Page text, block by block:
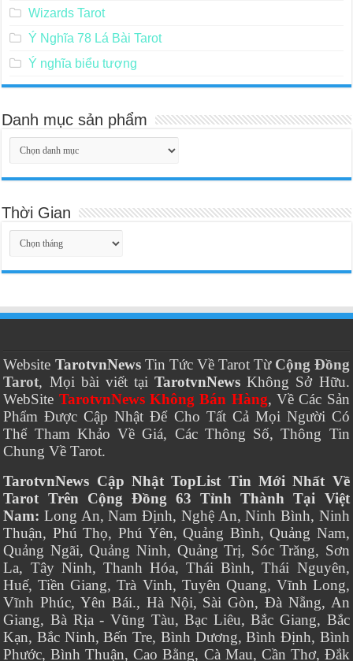
Wizards Tarot
Ý Nghĩa 78 Lá Bài Tarot
Ý nghĩa biểu tượng
Danh mục sản phẩm
Thời Gian
Thời
Gian
Website TarotvnNewsTin Tức Về Tarot Từ Cộng Đồng
Tarot, Mọi bài viết tạiTarotvnNews Không Sở Hữu.
WebSite TarotvnNews Không Bán Hàng, Về Các Sản
Phẩm Được Cập Nhật Để Cho Tất Cả Mọi Người Có
Thể Tham Khảo Về Giá, Các Thông Số, Thông Tin
Chung Về Tarot.
TarotvnNews Cập Nhật TopList Tin Mới Nhất Về
Tarot Trên Cộng Đồng 63 Tỉnh Thành Tại Việt
Nam: Long An, Nam Định, Nghệ An, Ninh Bình, Ninh
Thuận, Phú Thọ, Phú Yên, Quảng Bình, Quảng Nam,
Quảng Ngãi, Quảng Ninh, Quảng Trị, Sóc Trăng, Sơn
La, Tây Ninh, Thanh Hóa, Thái Bình, Thái Nguyên,
Huế, Tiền Giang, Trà Vinh, Tuyên Quang, Vĩnh Long,
Vĩnh Phúc, Yên Bái., Hà Nội, Sài Gòn, Đà Nẵng, An
Giang, Bà Rịa - Vũng Tàu, Bạc Liêu, Bắc Giang, Bắc
Kạn, Bắc Ninh, Bến Tre, Bình Dương, Bình Định, Bình
Phước, Bình Thuận, Cao Bằng, Cà Mau, Cần Thơ, Đắk